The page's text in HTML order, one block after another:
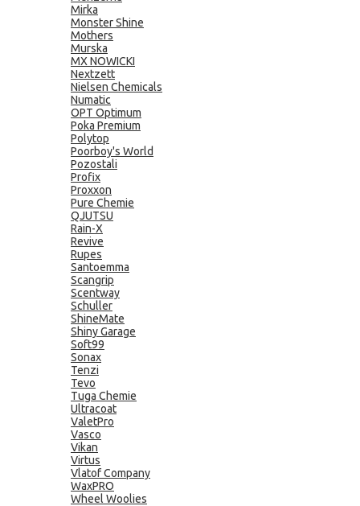
Mirka
Monster Shine
Mothers
Murska
MX NOWICKI
Nextzett
Nielsen Chemicals
Numatic
OPT Optimum
Poka Premium
Polytop
Poorboy's World
Pozostali
Profix
Proxxon
Pure Chemie
QJUTSU
Rain-X
Revive
Rupes
Santoemma
Scangrip
Scentway
Schuller
ShineMate
Shiny Garage
Soft99
Sonax
Tenzi
Tevo
Tuga Chemie
Ultracoat
ValetPro
Vasco
Vikan
Virtus
Vlatof Company
WaxPRO
Wheel Woolies